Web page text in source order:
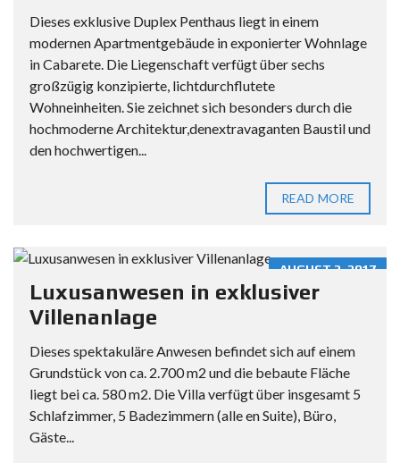
Dieses exklusive Duplex Penthaus liegt in einem
modernen Apartmentgebäude in exponierter Wohnlage
in Cabarete. Die Liegenschaft verfügt über sechs
großzügig konzipierte, lichtdurchflutete
Wohneinheiten. Sie zeichnet sich besonders durch die
hochmoderne Architektur,denextravaganten Baustil und
den hochwertigen...
READ MORE
AUGUST 2, 2017
Luxusanwesen in exklusiver
Villenanlage
Dieses spektakuläre Anwesen befindet sich auf einem
Grundstück von ca. 2.700 m2 und die bebaute Fläche
liegt bei ca. 580 m2. Die Villa verfügt über insgesamt 5
Schlafzimmer, 5 Badezimmern (alle en Suite), Büro,
Gäste...